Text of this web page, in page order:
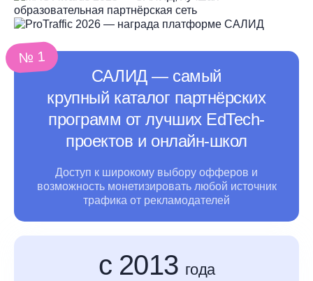
САЛИД ― самый
крупный каталог партнёрских
программ от лучших EdTech-
проектов и онлайн-школ
Доступ к широкому выбору офферов и
возможность монетизировать любой источник
трафика от рекламодателей
№ 1
с 2013 года